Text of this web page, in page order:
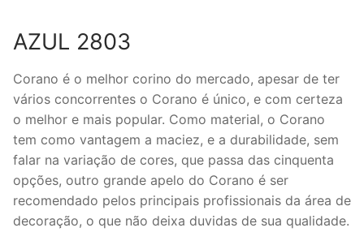
AZUL 2803
Corano é o melhor corino do mercado, apesar de ter
vários concorrentes o Corano é único, e com certeza
o melhor e mais popular. Como material, o Corano
tem como vantagem a maciez, e a durabilidade, sem
falar na variação de cores, que passa das cinquenta
opções, outro grande apelo do Corano é ser
recomendado pelos principais profissionais da área de
decoração, o que não deixa duvidas de sua qualidade.